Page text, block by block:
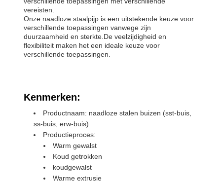
vereisten.
Onze naadloze staalpijp is een uitstekende keuze voor
verschillende toepassingen vanwege zijn
duurzaamheid en sterkte.De veelzijdigheid en
flexibiliteit maken het een ideale keuze voor
verschillende toepassingen.
Kenmerken:
Productnaam: naadloze stalen buizen (sst-buis,
ss-buis, erw-buis)
Productieproces:
Warm gewalst
Koud getrokken
koudgewalst
Warme extrusie